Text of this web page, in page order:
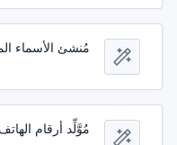
مُنشئ الأسماء
مُوَّلِّد أرقام الهاتف